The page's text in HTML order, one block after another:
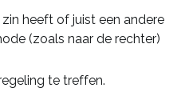
heeft of juist een andere
(zoals naar de rechter)
te treffen.